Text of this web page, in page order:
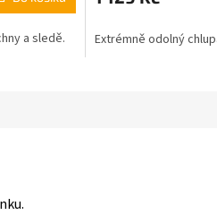
a sledě. Extrémně odolný